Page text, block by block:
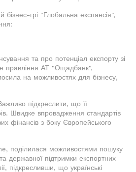
бізнес-грі "Глобальна експансія",
та про потенціал експорту зі
правління АТ "Ощадбанк",
на можливостях для бізнесу,
підкреслити, що її
Швидке впровадження стандартів
фінансів з боку Європейського
поділилася можливостями пошуку
державної підтримки експортних
підкресливши, що українські